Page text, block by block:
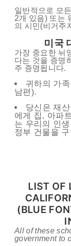
일반적으로 모
2개 있음) 또는
의 시민(비거주
미국
가장 중요한 뉘
다는 것을 증명
주 증명됩니다.
귀하의 가
남편).
당신은 재
에게 집, 아파
는 우리의 인
정부 건물을
LIST OF
(BLUE
All of these
government to